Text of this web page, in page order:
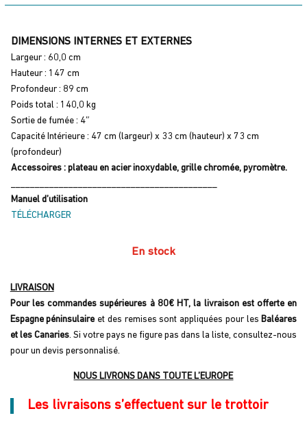
Complet
DIMENSIONS INTERNES ET EXTERNES
Largeur : 60,0 cm
Hauteur : 147 cm
Profondeur : 89 cm
Poids total : 140,0 kg
Sortie de fumée : 4″
Capacité Intérieure : 47 cm (largeur) x 33 cm (hauteur) x 73 cm
(profondeur)
Accessoires : plateau en acier inoxydable, grille chromée, pyromètre.
Manuel d’utilisation
TÉLÉCHARGER
En stock
LIVRAISON
Pour les commandes supérieures à 80€ HT, la livraison est offerte en
Espagne péninsulaire et des remises sont appliquées pour les Baléares
et les Canaries. Si votre pays ne figure pas dans la liste, consultez-nous
pour un devis personnalisé.
NOUS LIVRONS DANS TOUTE L’EUROPE
Les livraisons s’effectuent sur le trottoir